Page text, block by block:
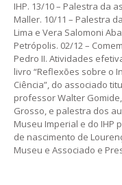
IHP. 13/10 – Palestra da
Maller. 10/11 – Palestra
Lima e Vera Salomoni
Petrópolis. 02/12 –
Pedro II. Atividades
livro “Reflexões sobre o
Ciência”, do associado
professor Walter
Grosso, e palestra dos
Museu Imperial e do IHP
de nascimento de
Museu e Associado e